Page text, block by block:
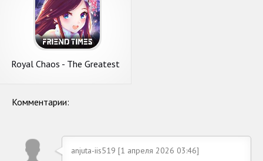
Royal Chaos - The Greatest
Комментарии:
anjuta-iis519 [1 апреля 2026 03:46]